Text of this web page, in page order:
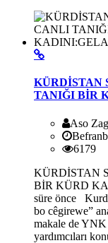
KÜRDİSTAN
TANIĞI BİR
Aso
6179
KÜRDİSTAN
BİR KÜRD
süre önce
bo cêgirewe”
makale de YNK
yardımcıları